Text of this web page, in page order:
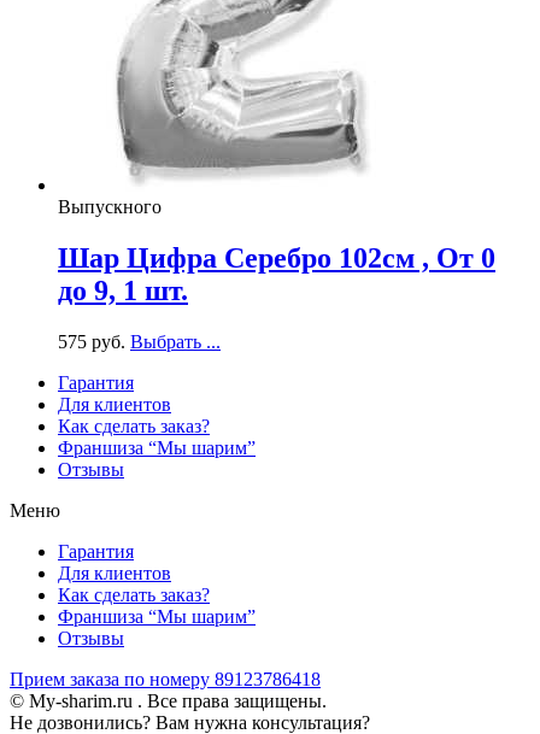
Выпускного
Шар Цифра Серебро 102см , От 0
до 9, 1 шт.
575 руб. Выбрать ...
Гарантия
Для клиентов
Как сделать заказ?
Франшиза “Мы шарим”
Отзывы
Меню
Гарантия
Для клиентов
Как сделать заказ?
Франшиза “Мы шарим”
Отзывы
Прием заказа по номеру 89123786418
© My-sharim.ru . Все права защищены.
Не дозвонились? Вам нужна консультация?